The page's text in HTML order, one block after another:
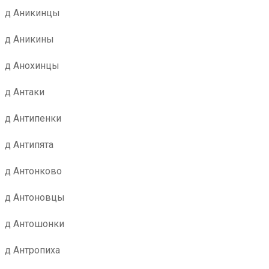
д Аникинцы
д Аникины
д Анохинцы
д Антаки
д Антипенки
д Антипята
д Антонково
д Антоновцы
д Антошонки
д Антропиха